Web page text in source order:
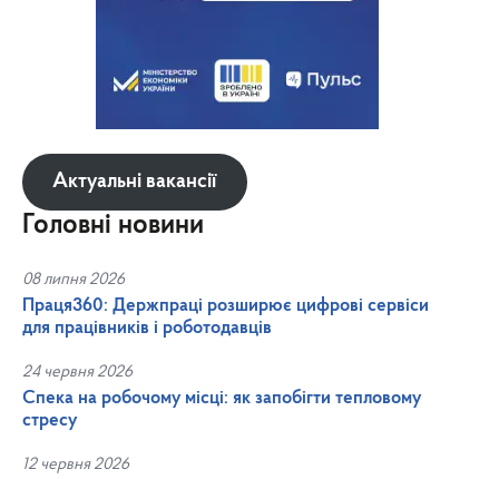
Актуальні вакансії
Головні новини
08 липня 2026
Праця360: Держпраці розширює цифрові сервіси
для працівників і роботодавців
24 червня 2026
Спека на робочому місці: як запобігти тепловому
стресу
12 червня 2026